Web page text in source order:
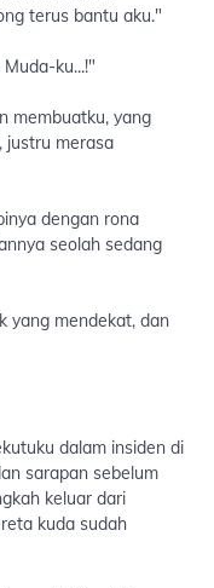
terus bantu aku."
Muda-ku...!"
membuatku, yang
justru merasa
dengan rona
seolah sedang
yang mendekat, dan
dalam insiden di
sarapan sebelum
keluar dari
kuda sudah